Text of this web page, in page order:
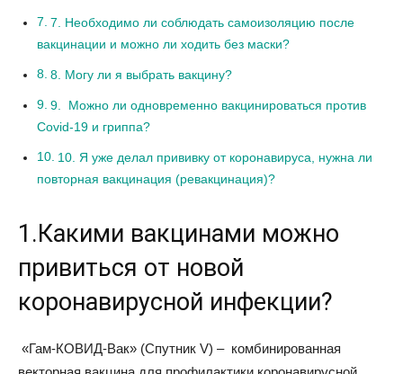
7. Необходимо ли соблюдать самоизоляцию после
вакцинации и можно ли ходить без маски?
8. Могу ли я выбрать вакцину?
9. Можно ли одновременно вакцинироваться против
Covid-19 и гриппа?
10. Я уже делал прививку от коронавируса, нужна ли
повторная вакцинация (ревакцинация)?
1.Какими вакцинами можно
привиться от новой
коронавирусной инфекции?
«Гам-КОВИД-Вак» (Спутник V) – комбинированная